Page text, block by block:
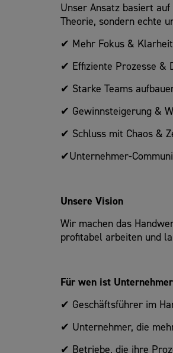
Unser Ansatz basiert
Theorie, sondern echte
✔ Mehr Fokus &
✔ Effiziente Prozesse &
✔ Starke Teams
✔ Gewinnsteigerung &
✔ Schluss mit Chaos &
✔Unternehmer-
Unsere Vision
Wir machen das
profitabel arbeiten und
Für wen ist
✔ Geschäftsführer im
✔ Unternehmer, die
✔ Betriebe, die ihre